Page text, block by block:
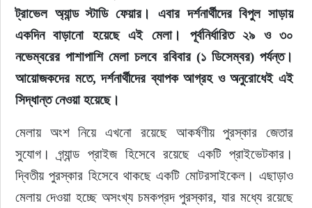
ট্রাভেল অ্যান্ড স্টাডি ফেয়ার। এবার দর্শনার্থীদের বিপুল সাড়ায়
একদিন বাড়ানো হয়েছে এই মেলা। পূর্বনির্ধারিত ২৯ ও ৩০
নভেম্বরের পাশাপাশি মেলা চলবে রবিবার (১ ডিসেম্বর) পর্যন্ত।
আয়োজকদের মতে, দর্শনার্থীদের ব্যাপক আগ্রহ ও অনুরোধেই এই
সিদ্ধান্ত নেওয়া হয়েছে।
মেলায় অংশ নিয়ে এখনো রয়েছে আকর্ষণীয় পুরস্কার জেতার
সুযোগ। গ্র্যান্ড প্রাইজ হিসেবে রয়েছে একটি প্রাইভেটকার।
দ্বিতীয় পুরস্কার হিসেবে থাকছে একটি মোটরসাইকেল। এছাড়াও
মেলায় দেওয়া হচ্ছে অসংখ্য চমকপ্রদ পুরস্কার, যার মধ্যে রয়েছে